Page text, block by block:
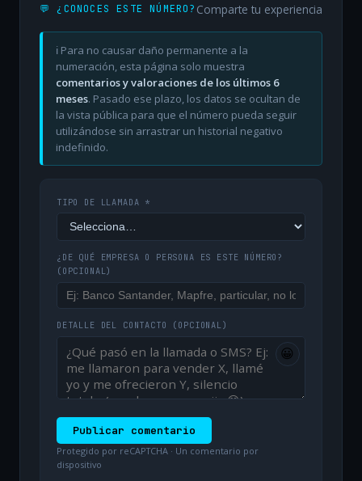
💬 ¿CONOCES ESTE NÚMERO? Comparte tu experiencia
ℹ️ Para no causar daño permanente a la
numeración, esta página solo muestra
comentarios y valoraciones de los últimos 6
meses. Pasado ese plazo, los datos se ocultan de
la vista pública para que el número pueda seguir
utilizándose sin arrastrar un historial negativo
indefinido.
TIPO DE LLAMADA *
¿DE QUÉ EMPRESA O PERSONA ES ESTE NÚMERO?
(OPCIONAL)
DETALLE DEL CONTACTO (OPCIONAL)
😀
Publicar comentario
Protegido por reCAPTCHA · Un comentario por
dispositivo